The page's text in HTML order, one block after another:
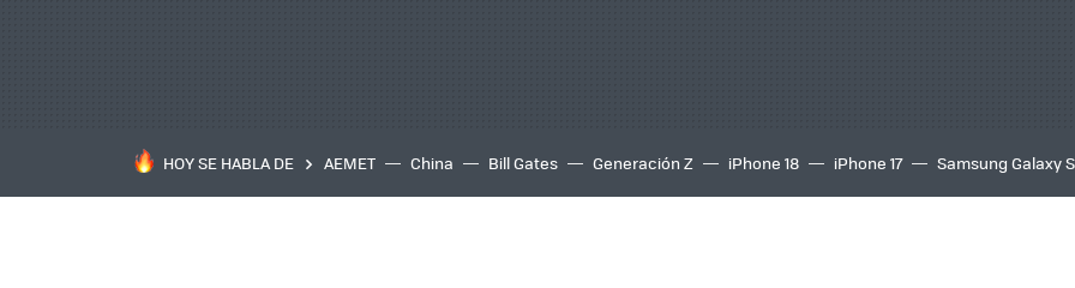
HOY SE HABLA DE AEMET China Bill Gates Generación Z iPhone 18 iPhone 17 Samsung Galaxy